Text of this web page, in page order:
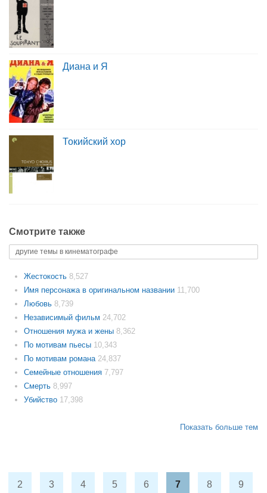
Диана и Я
Токийский хор
Смотрите также
другие темы в кинематографе
Жестокость 8,527
Имя персонажа в оригинальном названии 11,700
Любовь 8,739
Независимый фильм 24,702
Отношения мужа и жены 8,362
По мотивам пьесы 10,343
По мотивам романа 24,837
Семейные отношения 7,797
Смерть 8,997
Убийство 17,398
Показать больше тем
2 3 4 5 6 7 8 9